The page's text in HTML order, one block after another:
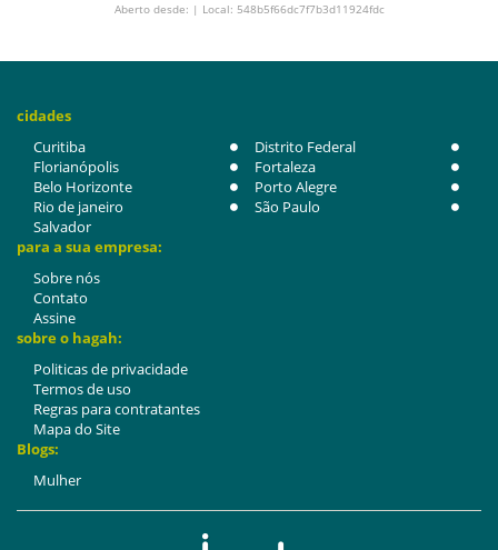
Aberto desde: | Local: 548b5f66dc7f7b3d11924fdc
cidades
Curitiba
Distrito Federal
Florianópolis
Fortaleza
Belo Horizonte
Porto Alegre
Rio de janeiro
São Paulo
Salvador
para a sua empresa:
Sobre nós
Contato
Assine
sobre o hagah:
Politicas de privacidade
Termos de uso
Regras para contratantes
Mapa do Site
Blogs:
Mulher